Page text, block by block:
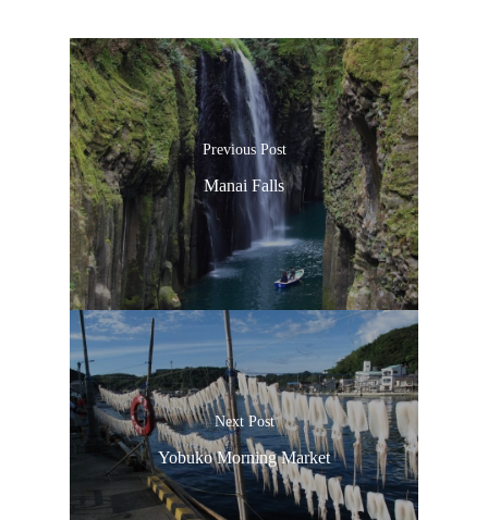
Previous Post
Manai Falls
Next Post
Yobuko Morning Market